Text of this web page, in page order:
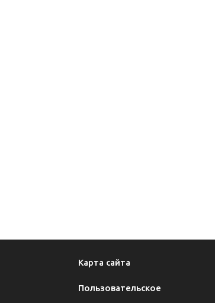
Карта сайта
Пользовательское